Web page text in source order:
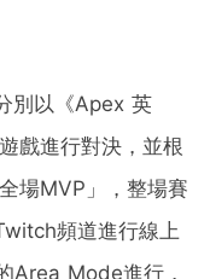
別以《Apex 英
戲進行對決，並根
場MVP」，整場賽
頻道進行線上
Area Mode進行，